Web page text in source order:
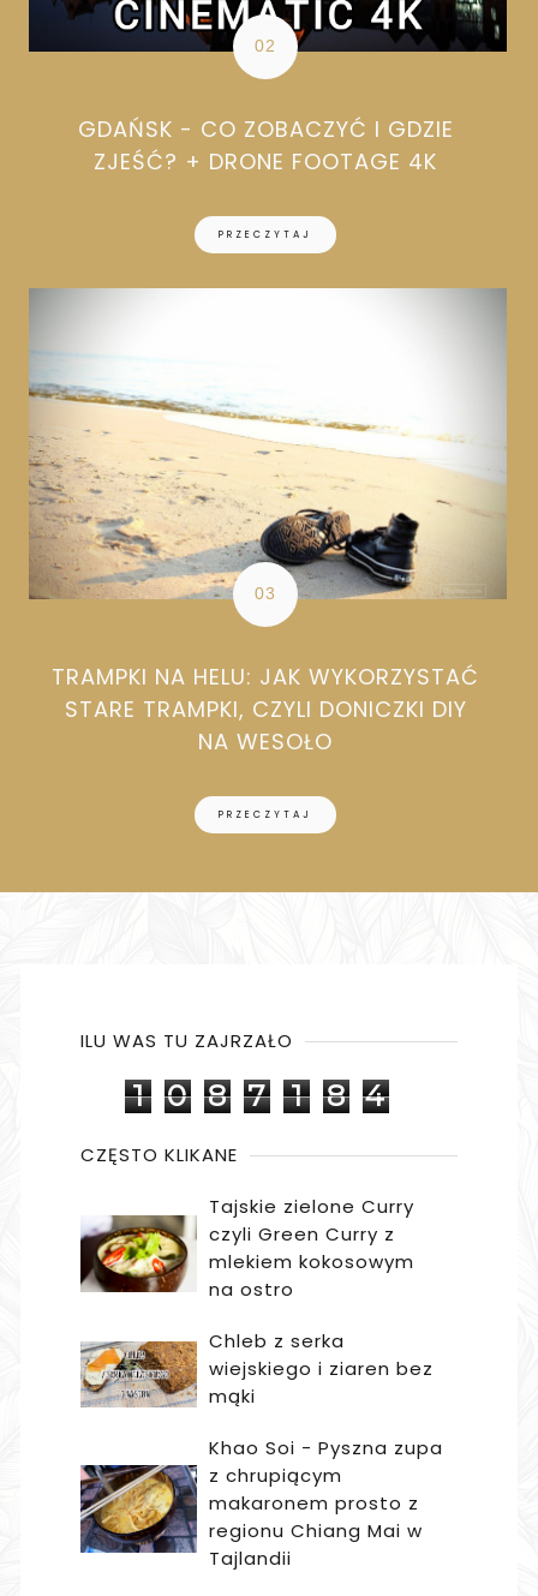
GDAŃSK - CO ZOBACZYĆ I GDZIE
ZJEŚĆ? + DRONE FOOTAGE 4K
PRZECZYTAJ
TRAMPKI NA HELU: JAK WYKORZYSTAĆ
STARE TRAMPKI, CZYLI DONICZKI DIY
NA WESOŁO
PRZECZYTAJ
ILU WAS TU ZAJRZAŁO
1 0 8 7 1 8 4
CZĘSTO KLIKANE
Tajskie zielone Curry
czyli Green Curry z
mlekiem kokosowym
na ostro
Chleb z serka
wiejskiego i ziaren bez
mąki
Khao Soi - Pyszna zupa
z chrupiącym
makaronem prosto z
regionu Chiang Mai w
Tajlandii